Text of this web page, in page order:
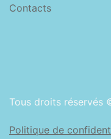
Contacts
Tous droits réservés
Politique de